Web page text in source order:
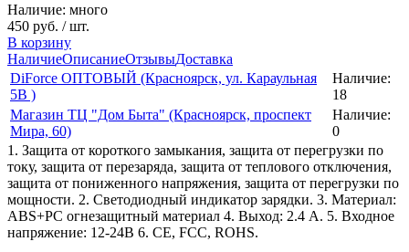
Наличие: много
450 руб. / шт.
В корзину
НаличиеОписаниеОтзывыДоставка
DiForce ОПТОВЫЙ (Красноярск, ул. Караульная
5B )
Наличие:
18
Магазин ТЦ "Дом Быта" (Красноярск, проспект
Мира, 60)
Наличие:
0
1. Защита от короткого замыкания, защита от перегрузки по
току, защита от перезаряда, защита от теплового отключения,
защита от пониженного напряжения, защита от перегрузки по
мощности. 2. Светодиодный индикатор зарядки. 3. Материал:
ABS+PC огнезащитный материал 4. Выход: 2.4 A. 5. Входное
напряжение: 12-24В 6. CE, FCC, ROHS.